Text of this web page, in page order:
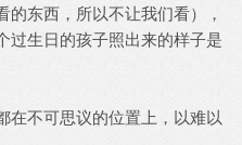
的东西，所以不让我们看），
日的孩子照出来的样子是
不可思议的位置上，以难以